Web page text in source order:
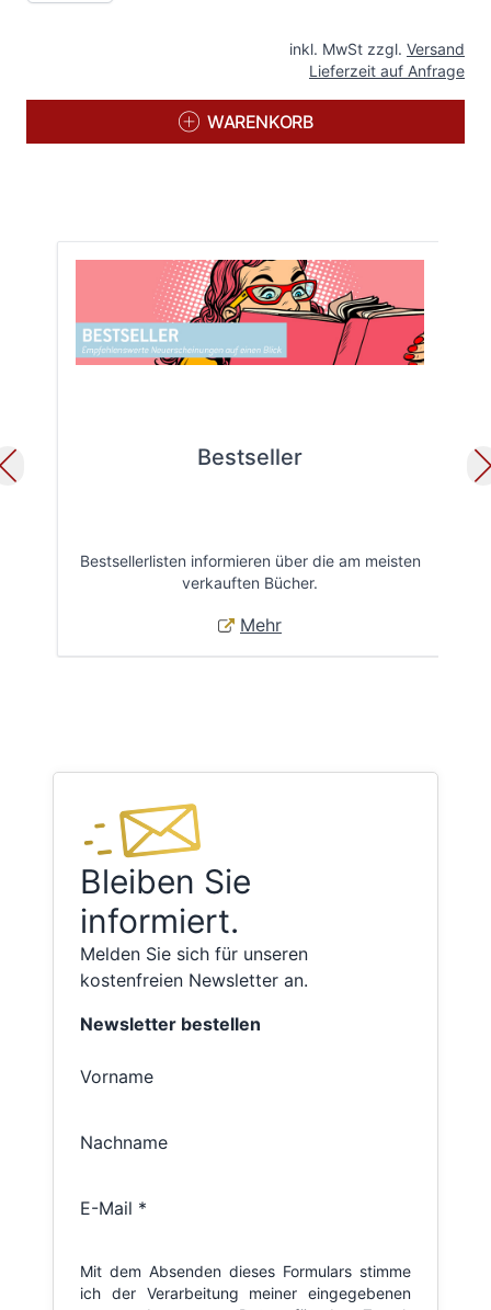
inkl. MwSt zzgl. Versand
Lieferzeit auf Anfrage
WARENKORB
Bestseller
Bestsellerlisten informieren über die am meisten
verkauften Bücher.
Mehr
Bleiben Sie
informiert.
Melden Sie sich für unseren
kostenfreien Newsletter an.